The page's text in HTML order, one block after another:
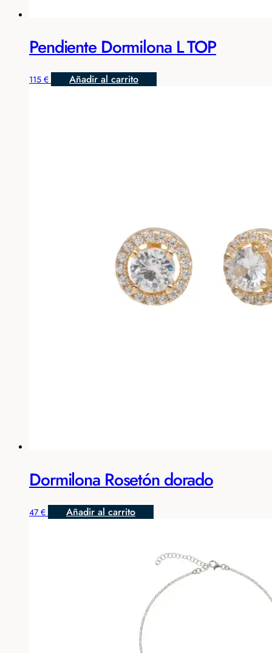
Pendiente Dormilona L TOP
115 € Añadir al carrito
Dormilona Rosetón dorado
47 € Añadir al carrito